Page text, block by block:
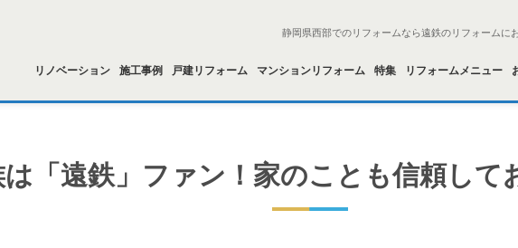
静岡県西部でのリフォームなら遠鉄のリフォームに
リノベーション 施工事例 戸建リフォーム マンションリフォーム 特集 リフォームメニュー
「遠鉄」ファン！家のことも信頼して